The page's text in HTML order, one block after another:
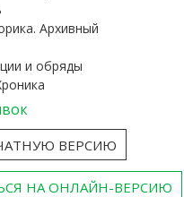
Архивный
и обряды
ВЕРСИЮ
НА ОНЛАЙН-ВЕРСИЮ